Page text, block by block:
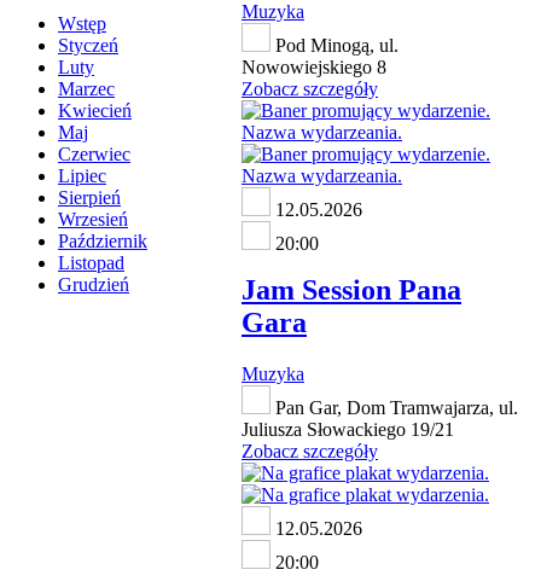
Wstęp
Styczeń
Luty
Marzec
Kwiecień
Maj
Czerwiec
Lipiec
Sierpień
Wrzesień
Październik
Listopad
Grudzień
Muzyka
Pod Minogą, ul.
Nowowiejskiego 8
Zobacz szczegóły
12.05.2026
20:00
Jam Session Pana
Gara
Muzyka
Pan Gar, Dom Tramwajarza, ul.
Juliusza Słowackiego 19/21
Zobacz szczegóły
12.05.2026
20:00